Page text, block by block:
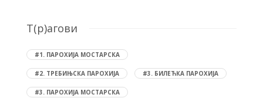
T(р)агови
#1. ПАРОХИЈА МОСТАРСКА
#2. ТРЕБИЊСКА ПАРОХИЈА #3. БИЛЕЋКА ПАРОХИЈА
#3. ПАРОХИЈА МОСТАРСКА